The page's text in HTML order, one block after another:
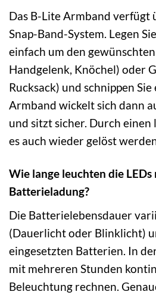
Das B-Lite Armband verfügt
Snap-Band-System. Legen
einfach um den
Handgelenk, Knöchel) oder
Rucksack) und schnippen Sie
Armband wickelt sich dann
und sitzt sicher. Durch
es auch wieder gelöst
Wie lange leuchten die
Batterieladung?
Die Batterielebensdauer
(Dauerlicht oder Blinklicht)
eingesetzten Batterien. In
mit mehreren Stunden
Beleuchtung rechnen.